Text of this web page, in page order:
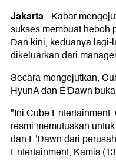
Jakarta- Kabar
sukses membuat heboh
Dan kini, keduanya
dikeluarkan dari
Secara mengejutkan,
HyunA dan E'Dawn
"Ini Cube
resmi memutuskan
dan E'Dawn dari
Entertainment, Kamis